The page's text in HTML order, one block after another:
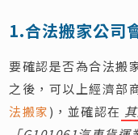
1.合法搬家公司
要確認是否為合法搬
之後，可以上經濟部
法搬家)，並確認在